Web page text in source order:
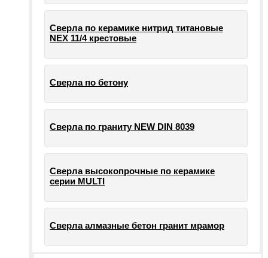
Сверла по керамике нитрид титановые
NEX 11/4 крестовые
Сверла по бетону
Сверла по граниту NEW DIN 8039
Сверла высокопрочные по керамике
серии MULTI
Сверла алмазные бетон гранит мрамор